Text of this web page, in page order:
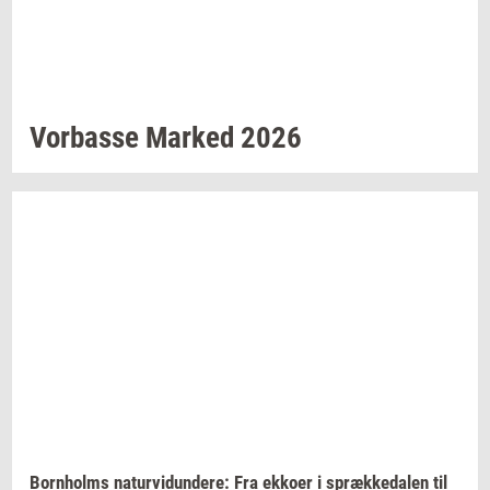
Vor­bas­se Mar­ked 2026
Born­holms na­tur­vi­dun­de­re: Fra ek­ko­er i spræk­ke­da­len til